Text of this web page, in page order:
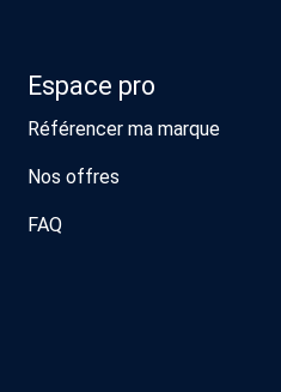
Espace pro
Référencer ma marque
Nos offres
FAQ